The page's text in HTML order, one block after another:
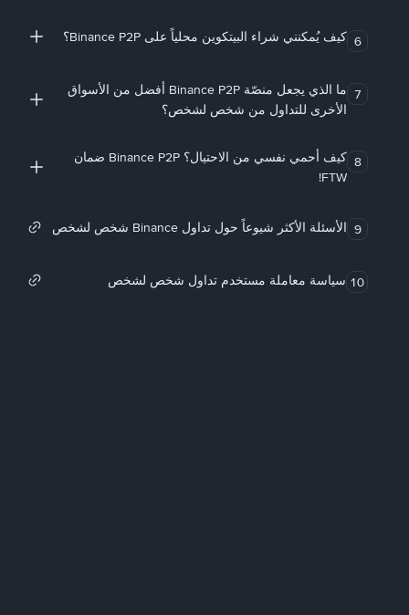
6 كيف يُمكنني شراء البيتكوين محلياً على Binance P2P؟
7
ما الذي يجعل منصّة Binance P2P أفضل من الأسواق
الأخرى للتداول من شخص لشخص؟
8
كيف أحمي نفسي من الاحتيال؟ Binance P2P ضمان
FTW!
9 الأسئلة الأكثر شيوعاً حول تداول Binance شخص لشخص
10 سياسة معاملة مستخدم تداول شخص لشخص